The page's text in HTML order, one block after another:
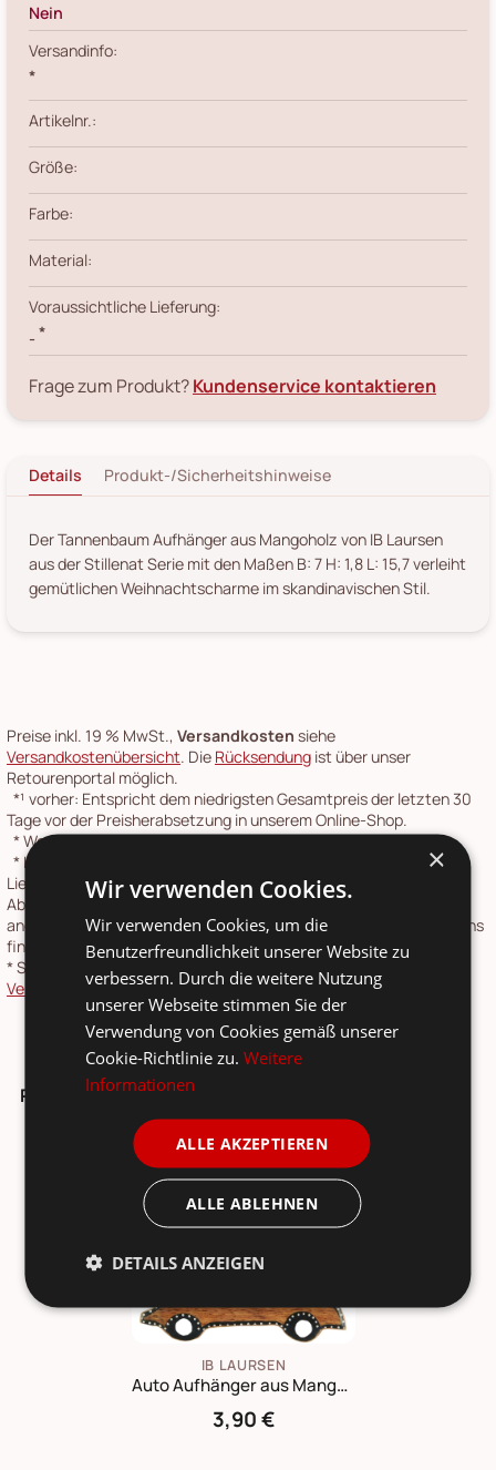
Nein
Versandinfo:
*
Artikelnr.:
Größe:
Farbe:
Material:
Voraussichtliche Lieferung:
- *
Frage zum Produkt?Kundenservice kontaktieren
Details Produkt-/Sicherheitshinweise
Der Tannenbaum Aufhänger aus Mangoholz von IB Laursen
aus der Stillenat Serie mit den Maßen B: 7 H: 1,8 L: 15,7 verleiht
gemütlichen Weihnachtscharme im skandinavischen Stil.
Preise inkl. 19 % MwSt., Versandkosten siehe
Versandkostenübersicht. Die Rücksendung ist über unser
Retourenportal möglich.
*¹ vorher: Entspricht dem niedrigsten Gesamtpreis der letzten 30
Tage vor der Preisherabsetzung in unserem Online-Shop.
*Werktage: Montag bis Freitag
* Lieferzeit ab Versand: 1-2 Werktage Paketlaufzeit. Gilt für
Lieferungen nach Deutschland. Speditionsartikel werden nach
Absprache geliefert, Sendungslaufzeit 4-6 Tage. Lieferzeiten für
andere Länder und Informationen zur Berechnung des Liefertermins
finden Sie in unsererVersandkosten- und Lieferzeiten-Übersicht
*Speditionsartikel: Speditionskosten: siehe
Versandkostenübersicht
Passt dazu ...
IB LAURSEN
Auto Aufhänger aus Mangoholz
3,90 €
×
Wir verwenden Cookies.
Wir verwenden Cookies, um die
Benutzerfreundlichkeit unserer Website zu
verbessern. Durch die weitere Nutzung
unserer Webseite stimmen Sie der
Verwendung von Cookies gemäß unserer
Cookie-Richtlinie zu.Weitere
Informationen
ALLE AKZEPTIEREN
ALLE ABLEHNEN
DETAILS ANZEIGEN